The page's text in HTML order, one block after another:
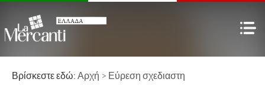
Βρίσκεστε εδώ: Αρχή > Εύρεση σχεδιαστη